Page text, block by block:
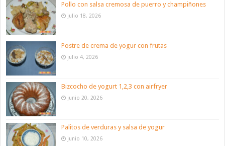
Pollo con salsa cremosa de puerro y champiñones
julio 18, 2026
Postre de crema de yogur con frutas
julio 4, 2026
Bizcocho de yogurt 1,2,3 con airfryer
junio 20, 2026
Palitos de verduras y salsa de yogur
junio 10, 2026